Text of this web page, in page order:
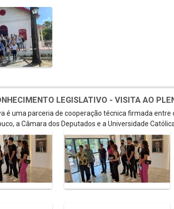
LEGISLATIVO - VISITA AO
é uma parceria de cooperação técnica firmada
a Câmara dos Deputados e a Universidade